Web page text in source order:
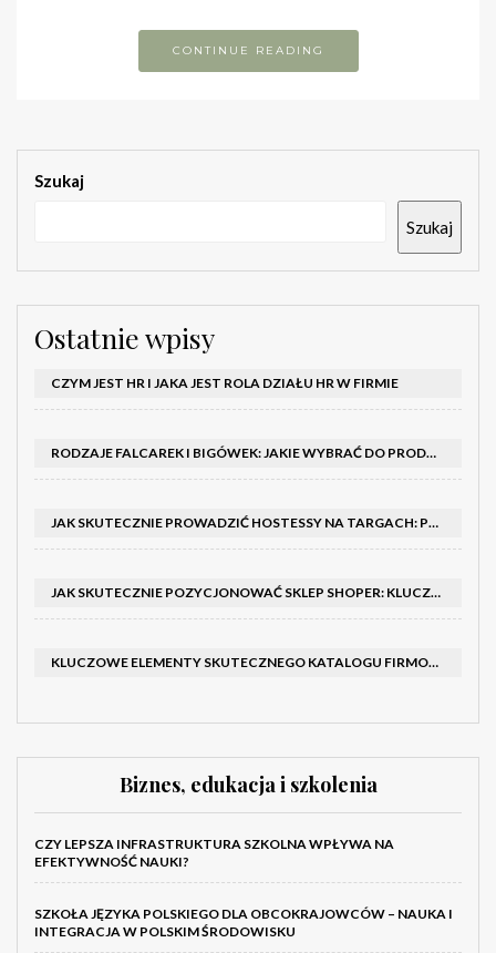
CONTINUE READING
Szukaj
Szukaj
Ostatnie wpisy
CZYM JEST HR I JAKA JEST ROLA DZIAŁU HR W FIRMIE
RODZAJE FALCAREK I BIGÓWEK: JAKIE WYBRAĆ DO PRODUKCJI?
JAK SKUTECZNIE PROWADZIĆ HOSTESSY NA TARGACH: PORADNIK I SZKOLENIA
JAK SKUTECZNIE POZYCJONOWAĆ SKLEP SHOPER: KLUCZOWE KROKI I STRATEGIE
KLUCZOWE ELEMENTY SKUTECZNEGO KATALOGU FIRMOWEGO I BROSZURY
Biznes, edukacja i szkolenia
CZY LEPSZA INFRASTRUKTURA SZKOLNA WPŁYWA NA
EFEKTYWNOŚĆ NAUKI?
SZKOŁA JĘZYKA POLSKIEGO DLA OBCOKRAJOWCÓW – NAUKA I
INTEGRACJA W POLSKIM ŚRODOWISKU